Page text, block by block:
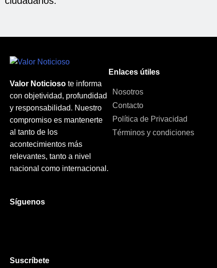
Valor Noticioso te informa
con objetividad, profundidad
y responsabilidad. Nuestro
compromiso es mantenerte
al tanto de los
acontecimientos más
relevantes, tanto a nivel
nacional como internacional.
Enlaces útiles
Nosotros
Contacto
Política de Privacidad
Términos y condiciones
Síguenos
Suscríbete